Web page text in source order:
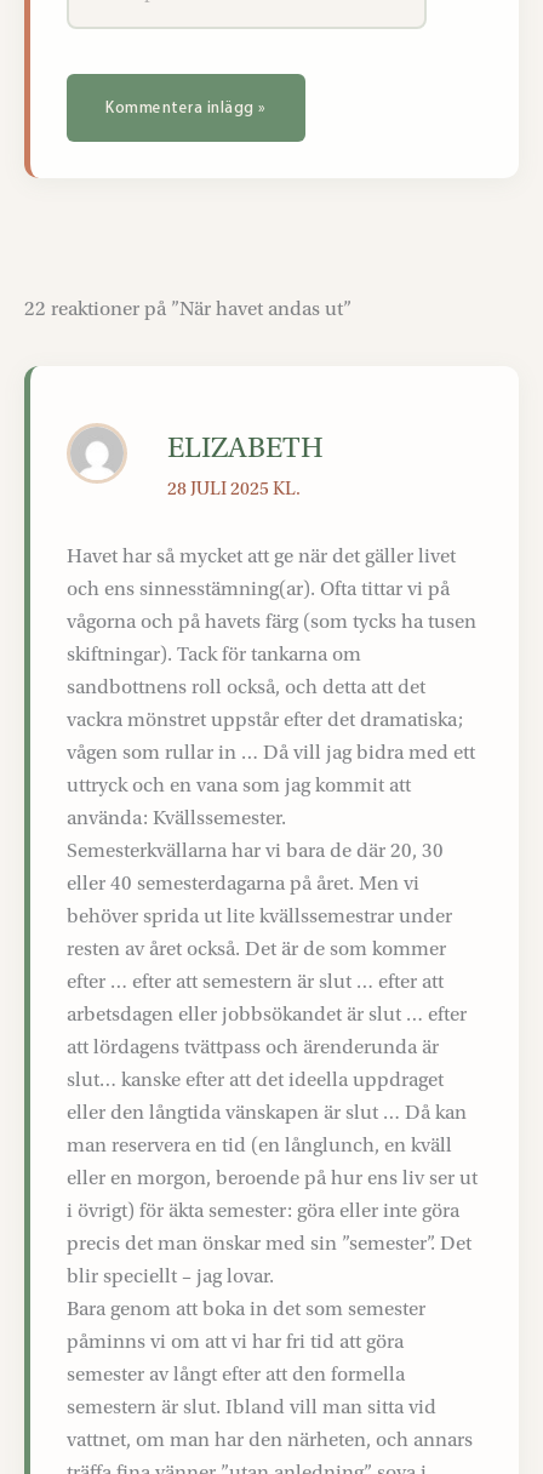
22 reaktioner på ”När havet andas ut”
ELIZABETH
28 JULI 2025 KL.
Havet har så mycket att ge när det gäller livet
och ens sinnesstämning(ar). Ofta tittar vi på
vågorna och på havets färg (som tycks ha tusen
skiftningar). Tack för tankarna om
sandbottnens roll också, och detta att det
vackra mönstret uppstår efter det dramatiska;
vågen som rullar in … Då vill jag bidra med ett
uttryck och en vana som jag kommit att
använda: Kvällssemester.
Semesterkvällarna har vi bara de där 20, 30
eller 40 semesterdagarna på året. Men vi
behöver sprida ut lite kvällssemestrar under
resten av året också. Det är de som kommer
efter … efter att semestern är slut … efter att
arbetsdagen eller jobbsökandet är slut … efter
att lördagens tvättpass och ärenderunda är
slut… kanske efter att det ideella uppdraget
eller den långtida vänskapen är slut … Då kan
man reservera en tid (en långlunch, en kväll
eller en morgon, beroende på hur ens liv ser ut
i övrigt) för äkta semester: göra eller inte göra
precis det man önskar med sin ”semester”. Det
blir speciellt – jag lovar.
Bara genom att boka in det som semester
påminns vi om att vi har fri tid att göra
semester av långt efter att den formella
semestern är slut. Ibland vill man sitta vid
vattnet, om man har den närheten, och annars